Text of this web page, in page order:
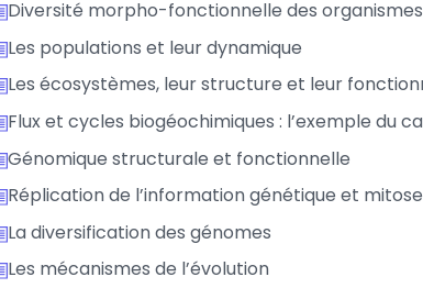
Diversité morpho-fonctionnelle des organismes
Les populations et leur dynamique
Les écosystèmes, leur structure et leur
Flux et cycles biogéochimiques : l’exemple du
Génomique structurale et fonctionnelle
Réplication de l’information génétique et mitose
La diversification des génomes
Les mécanismes de l’évolution